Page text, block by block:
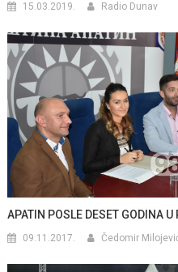
15.03.2019. Radio Dunav
APATIN POSLE DESET GODINA U
09.11.2017. Čedomir